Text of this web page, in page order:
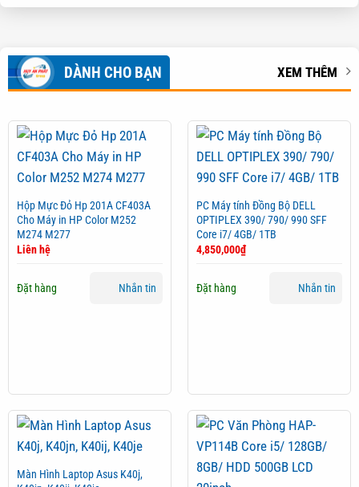
DÀNH CHO BẠN XEM THÊM
Hộp Mực Đỏ Hp 201A CF403A
Cho Máy in HP Color M252
M274 M277
Liên hệ
Đặt hàng Nhắn tin
PC Máy tính Đồng Bộ DELL
OPTIPLEX 390/ 790/ 990 SFF
Core i7/ 4GB/ 1TB
4,850,000₫
Đặt hàng Nhắn tin
Màn Hình Laptop Asus K40j,